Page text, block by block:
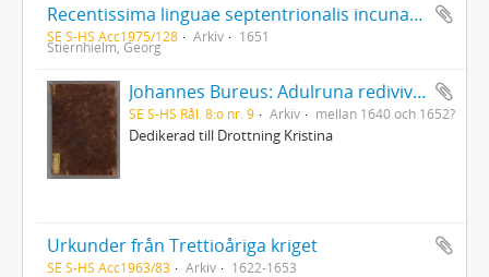
Recentissima linguae septentrionalis incunabula id est grammaticae islandicae rudimenta av Runólfur Jónsson med Georg Stiernhielms understrykningar och anteckningar
SE S-HS Acc1975/128 Arkiv 1651
Stiernhielm, Georg
Johannes Bureus: Adulruna rediviva seu sapientia Sveorum veterum de mysteriis alphabeti trium coronarum regni Fulkandiarum seu Svethiae antiquissimae
SE S-HS Rål. 8:o nr. 9 Arkiv mellan 1640 och 1652?
Dedikerad till Drottning Kristina
Urkunder från Trettioåriga kriget
SE S-HS Acc1963/83 Arkiv 1622-1653